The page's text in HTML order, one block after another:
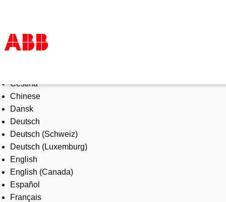
Products & Solutions
Industries
Services
About us
Where to buy
Contact us
Careers
Čeština
Chinese
Dansk
Deutsch
Deutsch (Schweiz)
Deutsch (Luxemburg)
English
English (Canada)
Español
Français